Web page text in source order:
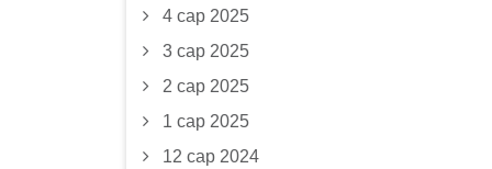
4 сар 2025
3 сар 2025
2 сар 2025
1 сар 2025
12 сар 2024